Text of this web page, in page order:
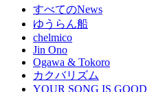
すべてのNews
ゆうらん船
chelmico
Jin Ono
Ogawa & Tokoro
カクバリズム
YOUR SONG IS GOOD